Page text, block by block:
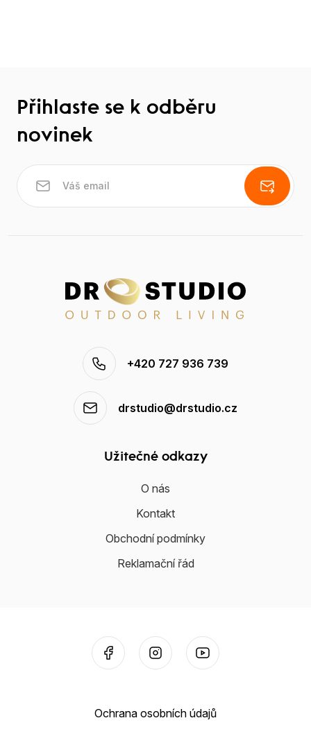
Přihlaste se k odběru
novinek
+420 727 936 739
drstudio@drstudio.cz
Užitečné odkazy
O nás
Kontakt
Obchodní podmínky
Reklamační řád
Ochrana osobních údajů